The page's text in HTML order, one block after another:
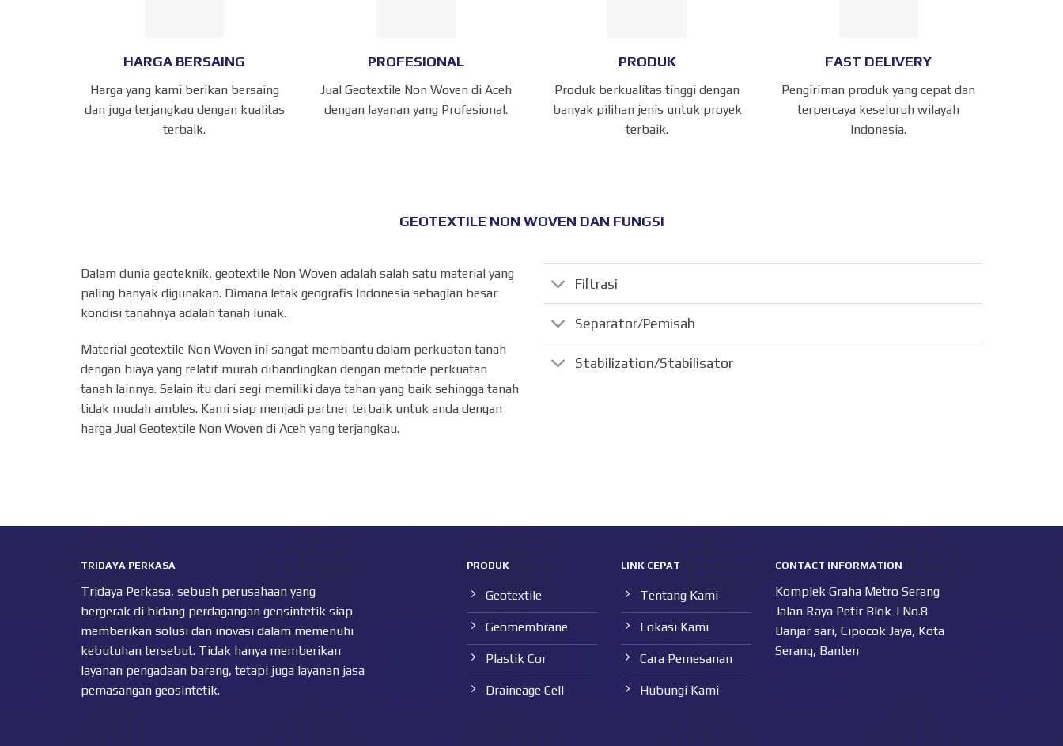
HARGA BERSAING
Harga yang kami berikan bersaing
dan juga terjangkau dengan kualitas
terbaik.
PROFESIONAL
Jual Geotextile Non Woven di Aceh
dengan layanan yang Profesional.
PRODUK
Produk berkualitas tinggi dengan
banyak pilihan jenis untuk proyek
terbaik.
FAST DELIVERY
Pengiriman produk yang cepat dan
terpercaya keseluruh wilayah
Indonesia.
GEOTEXTILE NON WOVEN DAN FUNGSI
Dalam dunia geoteknik, geotextile Non Woven adalah salah satu material yang
paling banyak digunakan. Dimana letak geografis Indonesia sebagian besar
kondisi tanahnya adalah tanah lunak.
Material geotextile Non Woven ini sangat membantu dalam perkuatan tanah
dengan biaya yang relatif murah dibandingkan dengan metode perkuatan
tanah lainnya. Selain itu dari segi memiliki daya tahan yang baik sehingga tanah
tidak mudah ambles. Kami siap menjadi partner terbaik untuk anda dengan
harga Jual Geotextile Non Woven di Aceh yang terjangkau.
Filtrasi
Separator/Pemisah
Stabilization/Stabilisator
TRIDAYA PERKASA
Tridaya Perkasa, sebuah perusahaan yang
bergerak di bidang perdagangan geosintetik siap
memberikan solusi dan inovasi dalam memenuhi
kebutuhan tersebut. Tidak hanya memberikan
layanan pengadaan barang, tetapi juga layanan jasa
pemasangan geosintetik.
PRODUK
Geotextile
Geomembrane
Plastik Cor
Draineage Cell
LINK CEPAT
Tentang Kami
Lokasi Kami
Cara Pemesanan
Hubungi Kami
CONTACT INFORMATION
Komplek Graha Metro Serang
Jalan Raya Petir Blok J No.8
Banjar sari, Cipocok Jaya, Kota
Serang, Banten